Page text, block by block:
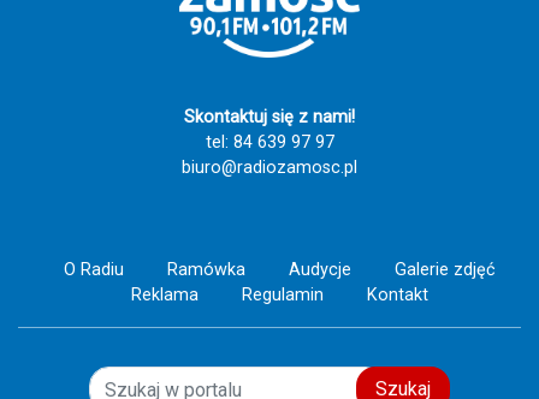
Skontaktuj się z nami!
tel: 84 639 97 97
biuro@radiozamosc.pl
O Radiu Ramówka Audycje
Galerie zdjęć
Reklama
Regulamin Kontakt
Szukaj